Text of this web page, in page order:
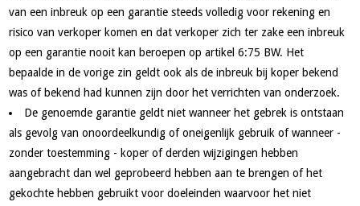
van een inbreuk op een garantie steeds volledig voor rekening en
risico van verkoper komen en dat verkoper zich ter zake een inbreuk
op een garantie nooit kan beroepen op artikel 6:75 BW. Het
bepaalde in de vorige zin geldt ook als de inbreuk bij koper bekend
was of bekend had kunnen zijn door het verrichten van onderzoek.
De genoemde garantie geldt niet wanneer het gebrek is ontstaan
als gevolg van onoordeelkundig of oneigenlijk gebruik of wanneer -
zonder toestemming - koper of derden wijzigingen hebben
aangebracht dan wel geprobeerd hebben aan te brengen of het
gekochte hebben gebruikt voor doeleinden waarvoor het niet